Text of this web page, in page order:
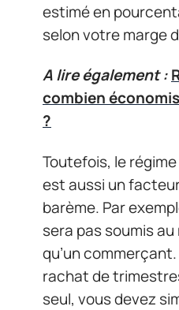
estimé en
selon votre marge
A lire également :
combien
?
Toutefois, le
est aussi un
barème. Par
sera pas soumis
qu’un
rachat de
seul, vous devez